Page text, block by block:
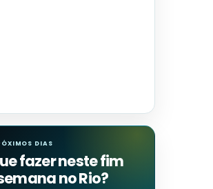
DIAS
fazer neste fim
no Rio?